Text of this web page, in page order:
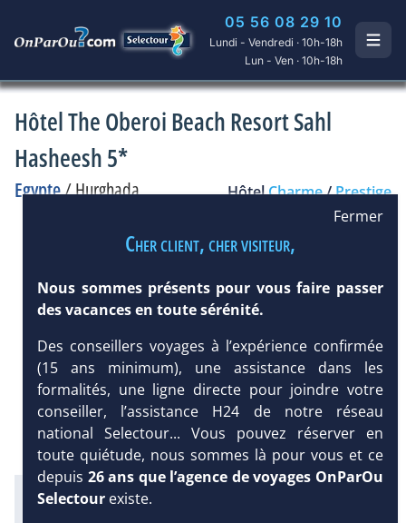
05 56 08 29 10
Lundi - Vendredi · 10h-18h
Lun - Ven · 10h-18h
Hôtel The Oberoi Beach Resort Sahl
Hasheesh 5*
Egypte/Hurghada HôtelCharme/Prestige
Infos météo :
Fermer
Cher client, cher visiteur,
Nous sommes présents pour vous faire passer
des vacances en toute sérénité.
Des conseillers voyages à l’expérience confirmée
(15 ans minimum), une assistance dans les
formalités, une ligne directe pour joindre votre
conseiller, l’assistance H24 de notre réseau
national Selectour... Vous pouvez réserver en
toute quiétude, nous sommes là pour vous et ce
depuis 26 ans que l’agence de voyages OnParOu
Selectour existe.